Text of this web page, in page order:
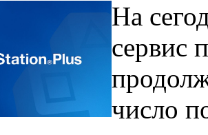
На
сервис
число